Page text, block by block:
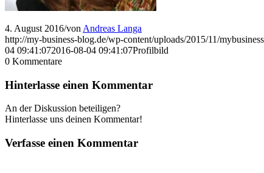
4. August 2016/von Andreas Langa
http://my-business-blog.de/wp-content/uploads/2015/11/
04 09:41:072016-08-04 09:41:07Profilbild
0 Kommentare
Hinterlasse einen Kommentar
An der Diskussion beteiligen?
Hinterlasse uns deinen Kommentar!
Verfasse einen Kommentar